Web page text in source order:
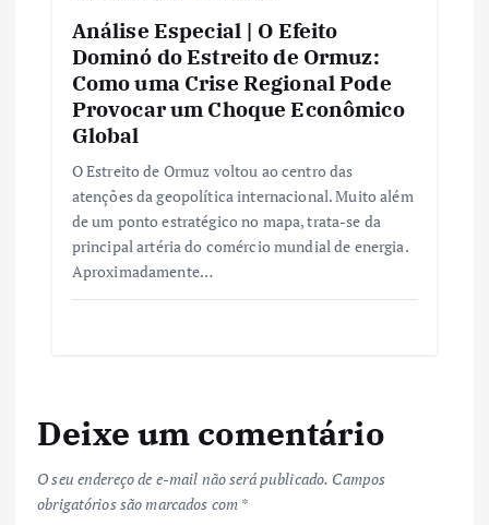
Análise Especial | O Efeito
Dominó do Estreito de Ormuz:
Como uma Crise Regional Pode
Provocar um Choque Econômico
Global
O Estreito de Ormuz voltou ao centro das
atenções da geopolítica internacional. Muito além
de um ponto estratégico no mapa, trata-se da
principal artéria do comércio mundial de energia.
Aproximadamente…
Deixe um comentário
O seu endereço de e-mail não será publicado. Campos
obrigatórios são marcados com *